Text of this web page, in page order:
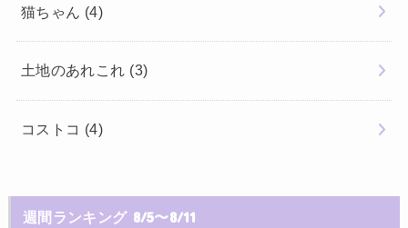
猫ちゃん (4)
土地のあれこれ (3)
コストコ (4)
週間ランキング 8/5〜8/11